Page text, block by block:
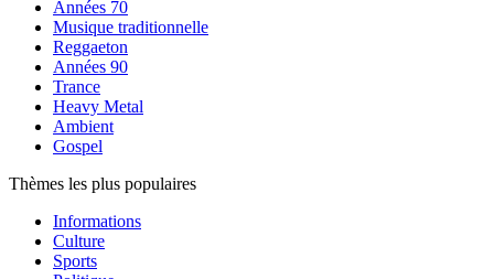
Années 70
Musique traditionnelle
Reggaeton
Années 90
Trance
Heavy Metal
Ambient
Gospel
Thèmes les plus populaires
Informations
Culture
Sports